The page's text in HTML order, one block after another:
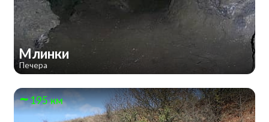
Млинки
Печера
195 км